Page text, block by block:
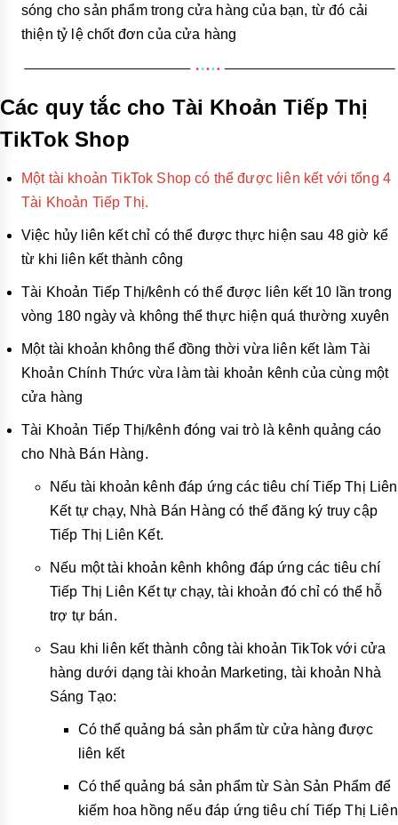
sóng cho sản phẩm trong cửa hàng của bạn, từ đó cải
thiện tỷ lệ chốt đơn của cửa hàng
Các quy tắc cho Tài Khoản Tiếp Thị
TikTok Shop
Một tài khoản TikTok Shop có thể được liên kết với tổng 4
Tài Khoản Tiếp Thị.
Việc hủy liên kết chỉ có thể được thực hiện sau 48 giờ kể
từ khi liên kết thành công
Tài Khoản Tiếp Thị/kênh có thể được liên kết 10 lần trong
vòng 180 ngày và không thể thực hiện quá thường xuyên
Một tài khoản không thể đồng thời vừa liên kết làm Tài
Khoản Chính Thức vừa làm tài khoản kênh của cùng một
cửa hàng
Tài Khoản Tiếp Thị/kênh đóng vai trò là kênh quảng cáo
cho Nhà Bán Hàng.
Nếu tài khoản kênh đáp ứng các tiêu chí Tiếp Thị Liên
Kết tự chạy, Nhà Bán Hàng có thể đăng ký truy cập
Tiếp Thị Liên Kết.
Nếu một tài khoản kênh không đáp ứng các tiêu chí
Tiếp Thị Liên Kết tự chạy, tài khoản đó chỉ có thể hỗ
trợ tự bán.
Sau khi liên kết thành công tài khoản TikTok với cửa
hàng dưới dạng tài khoản Marketing, tài khoản Nhà
Sáng Tạo:
Có thể quảng bá sản phẩm từ cửa hàng được
liên kết
Có thể quảng bá sản phẩm từ Sàn Sản Phẩm để
kiếm hoa hồng nếu đáp ứng tiêu chí Tiếp Thị Liên